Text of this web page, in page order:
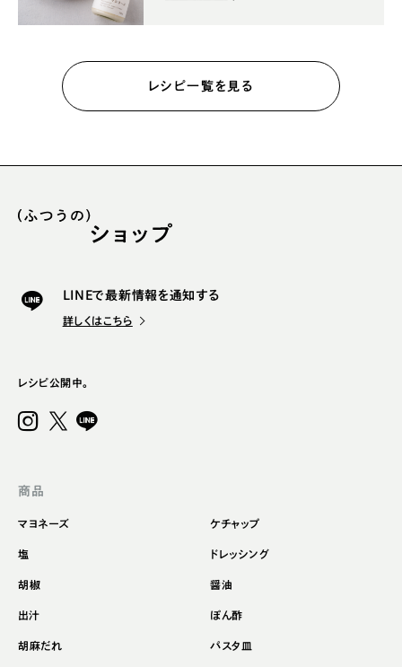
レシピ一覧を見る
LINEで最新情報を通知する
詳しくはこちら
レシピ公開中。
商品
マヨネーズ ケチャップ
塩 ドレッシング
胡椒 醤油
出汁 ぽん酢
胡麻だれ パスタ皿